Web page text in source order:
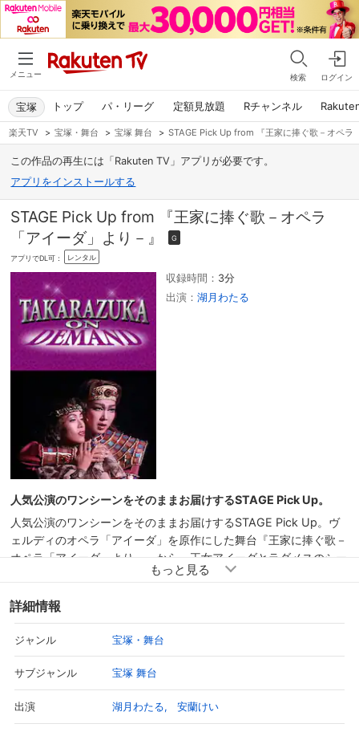
メニュー 検索 ログイン
トップ パ・リーグ 定額見放題 Rチャンネル
宝塚
楽天TV > 宝塚・舞台 > 宝塚 舞台 > STAGE Pick Up from 『王家に捧ぐ歌－オペラ
この作品の再生には「Rakuten TV」アプリが必要です。
アプリをインストールする
STAGE Pick Up from 『王家に捧ぐ歌－オペラ
「アイーダ」より－』
G
アプリでDL可： レンタル
収録時間： 3分
出演：湖月わたる
人気公演のワンシーンをそのままお届けするSTAGE Pick Up。
人気公演のワンシーンをそのままお届けするSTAGE Pick Up。ヴ
ェルディのオペラ「アイーダ」を原作にした舞台『王家に捧ぐ歌－
オペラ「アイーダ」より－』から、王女アイーダとラダメスのシー
ンをどうぞ！クライマックスへと続く、ストーリーの鍵となる名シ
詳細情報
ジャンル 宝塚・舞台
サブジャンル 宝塚 舞台
出演 湖月わたる 安蘭けい